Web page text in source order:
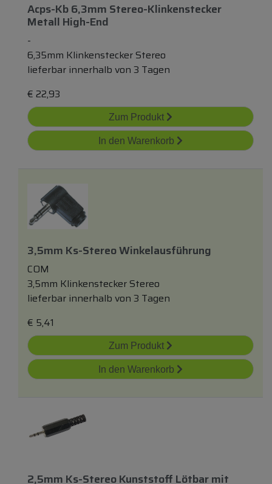
Acps-Kb 6,3mm Stereo-Klinkenstecker
Metall High-End
-
6,35mm Klinkenstecker Stereo
lieferbar innerhalb von 3 Tagen
€ 22,93
Zum Produkt
In den Warenkorb
3,5mm Ks-Stereo Winkelausführung
COM
3,5mm Klinkenstecker Stereo
lieferbar innerhalb von 3 Tagen
€ 5,41
Zum Produkt
In den Warenkorb
2,5mm Ks-Stereo Kunststoff Lötbarmit